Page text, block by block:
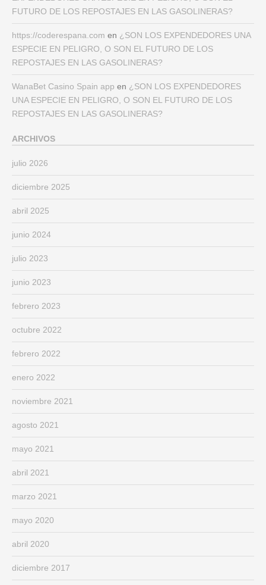
FUTURO DE LOS REPOSTAJES EN LAS GASOLINERAS?
https://coderespana.com en ¿SON LOS EXPENDEDORES UNA
ESPECIE EN PELIGRO, O SON EL FUTURO DE LOS
REPOSTAJES EN LAS GASOLINERAS?
WanaBet Casino Spain app en ¿SON LOS EXPENDEDORES
UNA ESPECIE EN PELIGRO, O SON EL FUTURO DE LOS
REPOSTAJES EN LAS GASOLINERAS?
ARCHIVOS
julio 2026
diciembre 2025
abril 2025
junio 2024
julio 2023
junio 2023
febrero 2023
octubre 2022
febrero 2022
enero 2022
noviembre 2021
agosto 2021
mayo 2021
abril 2021
marzo 2021
mayo 2020
abril 2020
diciembre 2017